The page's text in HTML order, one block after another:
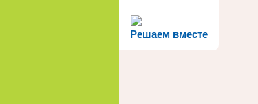
Решаем вместе